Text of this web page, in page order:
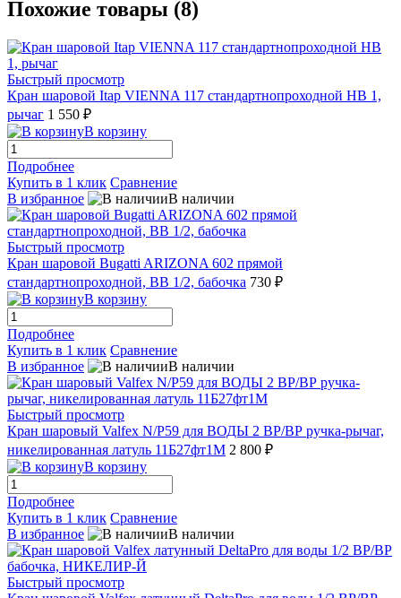
Похожие товары (8)
Быстрый просмотр
Кран шаровой Itap VIENNA 117 стандартнопроходной НВ 1,
рычаг 1 550 ₽
В корзину
Подробнее
Купить в 1 клик Сравнение
В избранное
В наличии
Быстрый просмотр
Кран шаровой Bugatti ARIZONA 602 прямой
стандартнопроходной, ВВ 1/2, бабочка 730 ₽
В корзину
Подробнее
Купить в 1 клик Сравнение
В избранное
В наличии
Быстрый просмотр
Кран шаровый Valfex N/P59 для ВОДЫ 2 ВР/ВР ручка-рычаг,
никелированная латуль 11Б27фт1М 2 800 ₽
В корзину
Подробнее
Купить в 1 клик Сравнение
В избранное
В наличии
Быстрый просмотр